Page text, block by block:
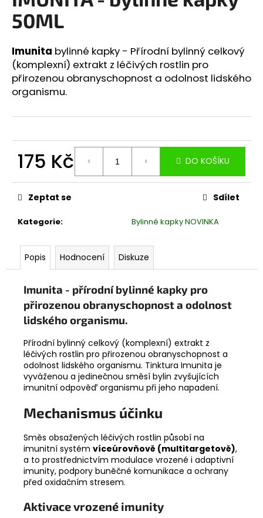
0,0
z
hvězdiček.
50ML
Imunita bylinné kapky - Přírodní bylinný celkový
(komplexní) extrakt z léčivých rostlin pro
přirozenou obranyschopnost a odolnost lidského
organismu.
175 Kč
cena:
DO KOŠÍKU
Kategorie: Bylinné kapky NOVINKA
Zeptat se Sdílet
Popis Hodnocení Diskuze
Imunita - přírodní bylinné kapky pro
přirozenou obranyschopnost a odolnost
lidského organismu.
Přírodní bylinný celkový (komplexní) extrakt z
léčivých rostlin pro přirozenou obranyschopnost a
odolnost lidského organismu. Tinktura Imunita je
vyváženou a jedinečnou směsí bylin zvyšujících
imunitní odpověď organismu při jeho napadení.
Mechanismus účinku
Směs obsažených léčivých rostlin působí na
imunitní systém víceúrovňově (multitargetově),
a to prostřednictvím modulace vrozené i adaptivní
imunity, podpory buněčné komunikace a ochrany
před oxidačním stresem.
Aktivace vrozené imunity
a
j
í
t
?
D
o
o
ANDSKÝ
KŘÍŘ
TYRKYS
650
Kč